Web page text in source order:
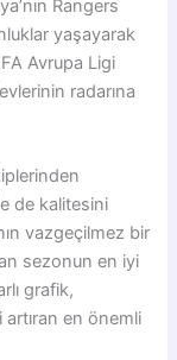
Rangers
yaşayarak
Avrupa Ligi
radarına
de kalitesini
vazgeçilmez bir
sezonun en iyi
grafik,
en önemli